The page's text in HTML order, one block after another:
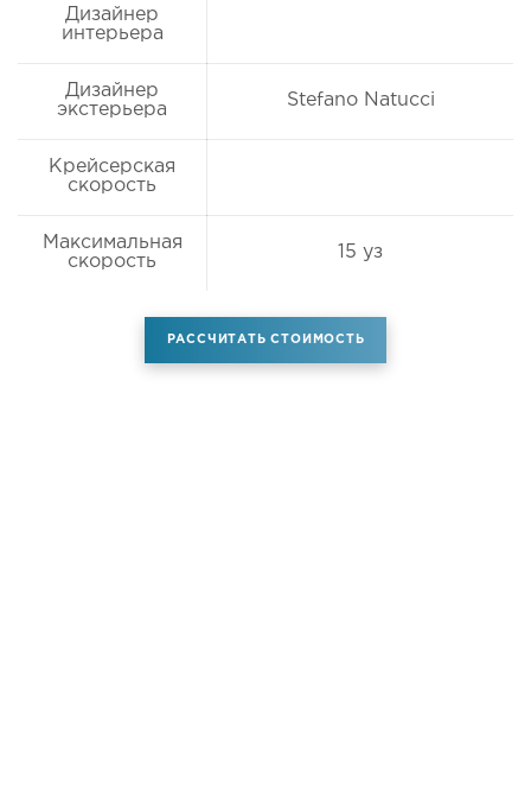
Дизайнер
интерьера
Дизайнер
экстерьера
Stefano Natucci
Крейсерская
скорость
Максимальная
скорость
15 уз
РАССЧИТАТЬ СТОИМОСТЬ